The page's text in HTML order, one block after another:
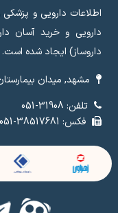
اطلاعات دارویی و
دارویی و خرید آسان
داروساز) ایجاد شده است.
مشهد, میدان
تلفن: 31908-051
فکس: 38517681-051